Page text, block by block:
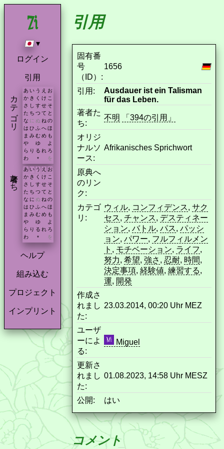
▾
ログイン
引用
カテゴリ あ い う え お
か き く け こ
さ し す せ そ
た ち つ て と
な に ぬ ね の
は ひ ふ へ ほ
ま み む め も
や
ゆ
よ
ら り る れ ろ
わ
* を
著者たち あ い う え お
か き く け こ
さ
し す せ そ
た ち つ て と
な に ぬ ね の
は ひ ふ へ ほ
ま み む め も
や
ゆ
よ
ら り る れ ろ
わ
* を
ヘルプ
組み込む
プロジェクト
インプリント
引用
固有番
号
（ID）:
1656
引用:
Ausdauer ist ein Talisman
für das Leben.
著者た
ち:
不明 「394の引用」
オリジ
ナルソ
ース:
Afrikanisches Sprichwort
原典へ
のリン
ク:
カテゴ
リ:
ウィル, コンフィデンス, サク
セス, チャンス, デスティネー
ション, バトル, パス, パッシ
ョン, パワー, フルフィルメン
ト , モチベーション, ライフ,
努力, 希望, 強さ , 忍耐, 時間,
決定事項, 経験値, 練習する,
運, 開発
作成さ
れまし
た:
23.03.2014, 00:20 Uhr MEZ
ユーザ
ーによ
る:
Miguel
更新さ
れまし
た:
01.08.2023, 14:58 Uhr MESZ
公開: はい
コメント